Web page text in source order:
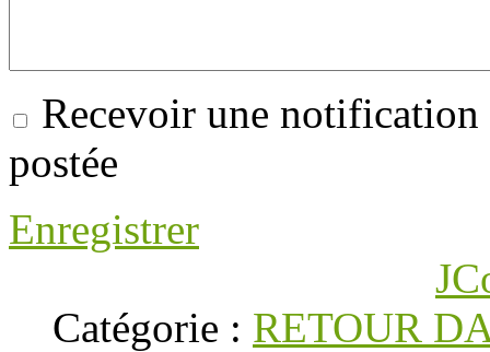
Recevoir une notification
postée
Enregistrer
Catégorie : RETOUR